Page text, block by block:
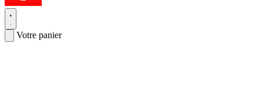
Votre panier